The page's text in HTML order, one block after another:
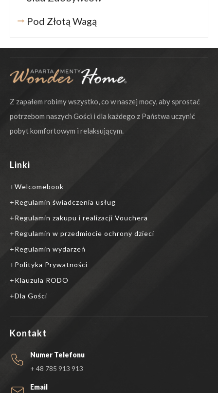
Pod Złotą Wagą
Z zapałem robimy wszystko, co w naszej mocy, aby sprostać
potrzebom naszych Gości i dla każdego z Państwa uczynić
pobyt komfortowym i relaksującym.
Linki
Welcomebook
Regulamin świadczenia usług
Regulamin zakupu i realizacji Vouchera
Regulamin w przedmiocie ochrony dzieci
Regulamin wydarzeń
Polityka Prywatności
Klauzula RODO
Dla Gości
Kontakt
Numer Telefonu
+ 48 785 913 913
Email